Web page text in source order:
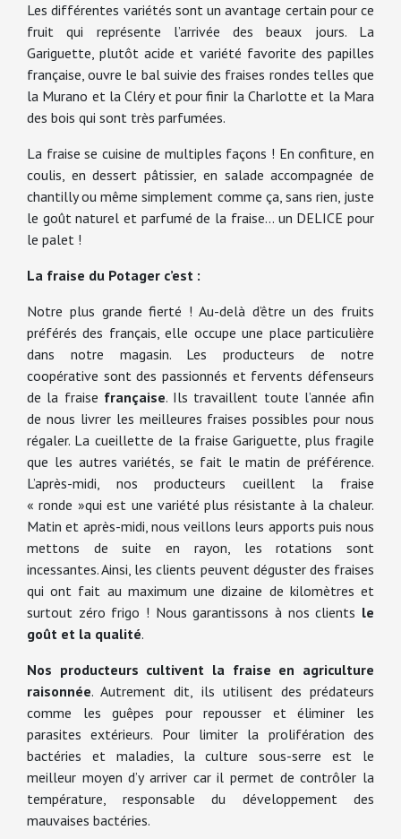
Les différentes variétés sont un avantage certain pour ce
fruit qui représente l’arrivée des beaux jours. La
Gariguette, plutôt acide et variété favorite des papilles
française, ouvre le bal suivie des fraises rondes telles que
la Murano et la Cléry et pour finir la Charlotte et la Mara
des bois qui sont très parfumées.
La fraise se cuisine de multiples façons ! En confiture, en
coulis, en dessert pâtissier, en salade accompagnée de
chantilly ou même simplement comme ça, sans rien, juste
le goût naturel et parfumé de la fraise… un DELICE pour
le palet !
La fraise du Potager c’est :
Notre plus grande fierté ! Au-delà d’être un des fruits
préférés des français, elle occupe une place particulière
dans notre magasin. Les producteurs de notre
coopérative sont des passionnés et fervents défenseurs
de la fraise française. Ils travaillent toute l’année afin
de nous livrer les meilleures fraises possibles pour nous
régaler. La cueillette de la fraise Gariguette, plus fragile
que les autres variétés, se fait le matin de préférence.
L’après-midi, nos producteurs cueillent la fraise
« ronde »qui est une variété plus résistante à la chaleur.
Matin et après-midi, nous veillons leurs apports puis nous
mettons de suite en rayon, les rotations sont
incessantes. Ainsi, les clients peuvent déguster des fraises
qui ont fait au maximum une dizaine de kilomètres et
surtout zéro frigo ! Nous garantissons à nos clients le
goût et la qualité.
Nos producteurs cultivent la fraise en agriculture
raisonnée. Autrement dit, ils utilisent des prédateurs
comme les guêpes pour repousser et éliminer les
parasites extérieurs. Pour limiter la prolifération des
bactéries et maladies, la culture sous-serre est le
meilleur moyen d’y arriver car il permet de contrôler la
température, responsable du développement des
mauvaises bactéries.